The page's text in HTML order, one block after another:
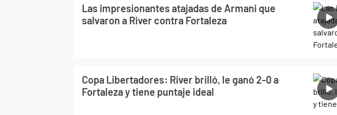
Las impresionantes atajadas de Armani que
salvaron a River contra Fortaleza
Copa Libertadores: River brilló, le ganó 2-0 a
Fortaleza y tiene puntaje ideal